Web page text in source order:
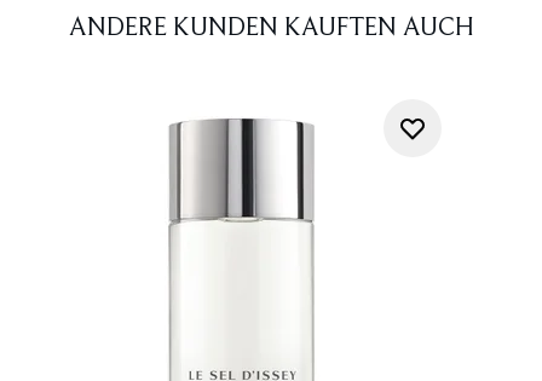
ANDERE KUNDEN KAUFTEN AUCH